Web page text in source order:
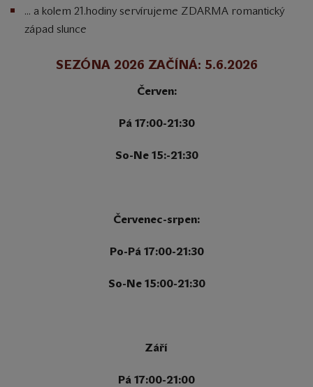
... a kolem 21.hodiny servírujeme ZDARMA romantický
západ slunce
SEZÓNA 2026 ZAČÍNÁ: 5.6.2026
Červen:
Pá 17:00-21:30
So-Ne 15:-21:30
Červenec-srpen:
Po-Pá 17:00-21:30
So-Ne 15:00-21:30
Září
Pá 17:00-21:00